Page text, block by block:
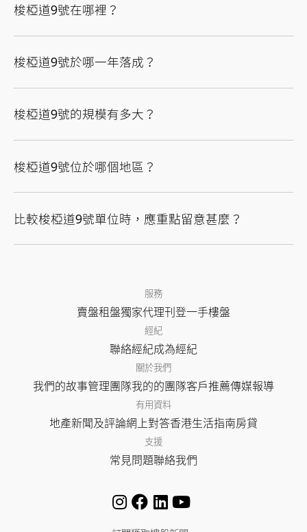
梭椏道9號在哪裡？
梭椏道9號於哪一年落成？
梭椏道9號的規模有多大？
梭椏道9號位於哪個地區？
比較梭椏道9號單位時，應重點留意甚麼？
服務
賣盤租盤獨家代理刊登一手樓盤
經紀
聯絡經紀成為經紀
關於我們
我們的故事管理團隊我的的團隊客戶推薦傳媒報導
有用資料
地產新聞及評論網上對答香港生活指南房貸
支援
常見問題聯絡我們